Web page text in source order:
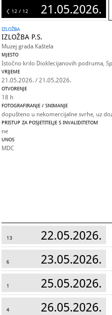
12 21.05.2026.
12 / 12
IZLOŽBA
IZLOŽBA P.S.
Muzej grada Kaštela
MJESTO
Istočno krilo Dioklecijanovih podruma,
VRIJEME
21.05.2026. / 21.05.2026.
OTVORENJE
18 h
FOTOGRAFIRANJE / SNIMANJE
dopušteno u nekomercijalne svrhe, uz
PRISTUP ZA POSJETITELJE S INVALIDITETOM
ne
UNOS
MDC
13 22.05.2026.
6 23.05.2026.
1 25.05.2026.
4 26.05.2026.